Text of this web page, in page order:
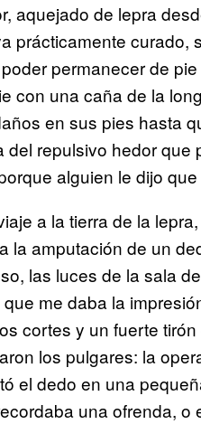
aquejado de lepra
prácticamente curado,
permanecer de
con una caña de la
en sus pies hasta
repulsivo hedor que
alguien le dijo
a la tierra de la
la amputación de un
las luces de la sala
me daba la
cortes y un fuerte
los pulgares: la
el dedo en una
una ofrenda, o